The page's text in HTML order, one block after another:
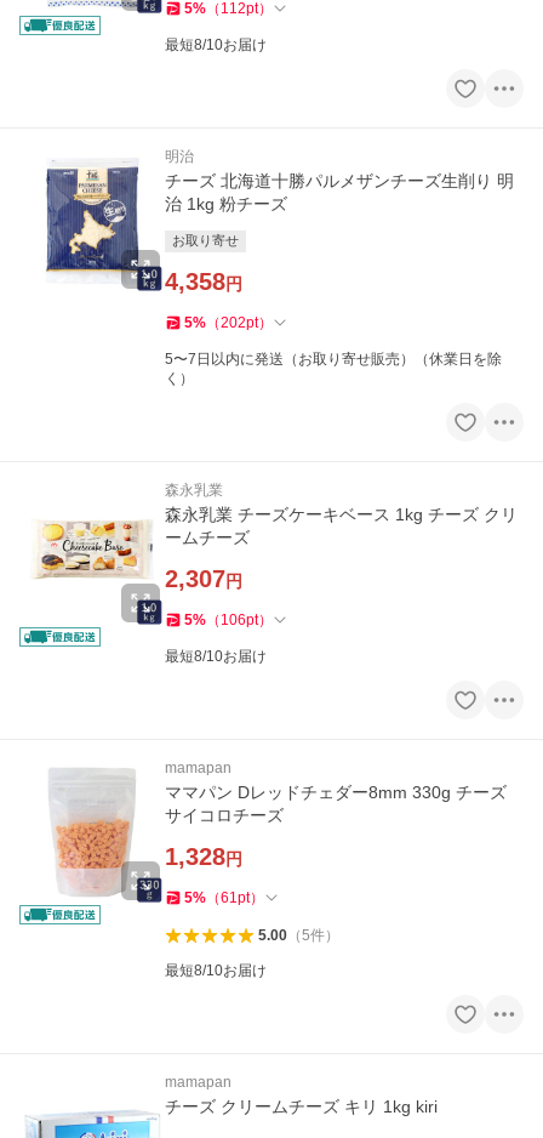
5% （ 112pt）
最短8/10お届け
明治
チーズ 北海道十勝パルメザンチーズ生削り 明
治 1kg 粉チーズ
お取り寄せ
4,358円
5% （202pt）
5〜7日以内に発送（お取り寄せ販売）（休業日を除
く）
森永乳業
森永乳業 チーズケーキベース 1kg チーズ クリ
ームチーズ
2,307円
5% （ 106pt）
最短8/10お届け
mamapan
ママパン Dレッドチェダー8mm 330g チーズ
サイコロチーズ
1,328円
5% （61pt）
5.00（5件）
最短8/10お届け
mamapan
チーズ クリームチーズ キリ 1kg kiri